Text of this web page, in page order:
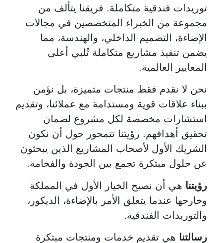
توريدات فندقية متكاملة. فريقنا يتألف من
مجموعة من الخبراء المتخصصين في مجالات
الإضاءة، التصميم الداخلي، والهندسة، مما
يضمن تنفيذ مشاريع متكاملة تُلبي أعلى
المعايير العالمية.
نحن لا نقدم فقط منتجات متميزة، بل نؤمن
ببناء علاقات قوية ومستدامة مع عملائنا، وتقديم
استشارات مخصصة لكل مشروع لضمان
تحقيق أهدافهم. رؤيتنا تتمحور حول أن نكون
الشريك الأول لأصحاب المشاريع الذين يبحثون
عن حلول مبتكرة تجمع بين الجودة والفخامة.
رؤيتنا هي أن نصبح الخيار الأول في المملكة
وخارجها عندما يتعلق الأمر بالإضاءة، الديكور،
والتوريدات الفندقية.
رسالتنا هي تقديم خدمات ومنتجات مبتكرة